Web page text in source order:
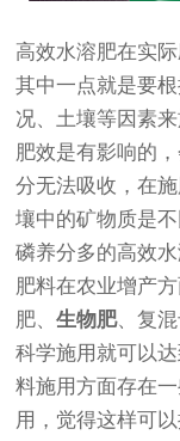
高效水溶肥在实
其中一点就是要
况、土壤等因素
肥效是有影响的
分无法吸收，在
壤中的矿物质是
磷养分多的高效水
肥料在农业增产
肥、生物肥、复
科学施用就可以
料施用方面存在
用，觉得这样可